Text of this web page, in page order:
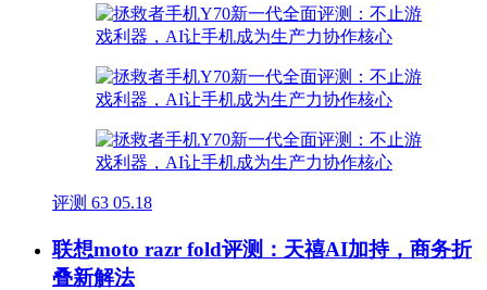
评测 63 05.18
联想moto razr fold评测：天禧AI加持，商务折
叠新解法